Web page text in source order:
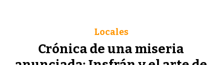
Crónica de una miseria
Locales